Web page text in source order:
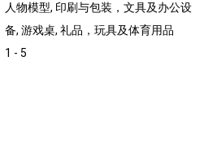
人物模型, 印刷与包装，文具及办公设
备, 游戏桌, 礼品，玩具及体育用品
1 - 5